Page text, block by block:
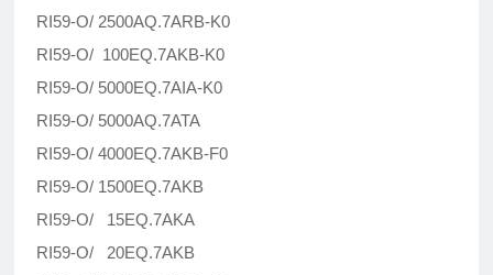
RI59-O/ 2500AQ.7ARB-K0
RI59-O/ 100EQ.7AKB-K0
RI59-O/ 5000EQ.7AIA-K0
RI59-O/ 5000AQ.7ATA
RI59-O/ 4000EQ.7AKB-F0
RI59-O/ 1500EQ.7AKB
RI59-O/ 15EQ.7AKA
RI59-O/ 20EQ.7AKB